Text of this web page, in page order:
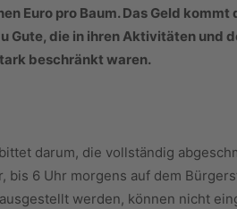
Euro pro Baum. Das Geld kommt
die in ihren Aktivitäten und
beschränkt waren.
darum, die vollständig
bis 6 Uhr morgens auf dem
werden, können nicht